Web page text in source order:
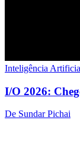
Inteligência
I/O 2026:
De Sundar Pichai